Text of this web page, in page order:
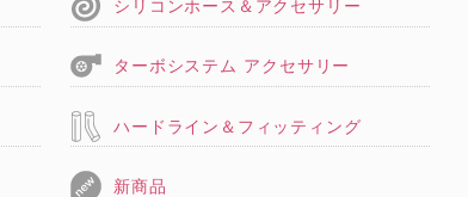
シリコンホース＆アクセサリー
ターボシステム アクセサリー
ハードライン＆フィッティング
新商品